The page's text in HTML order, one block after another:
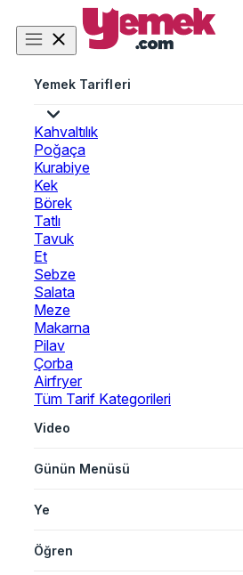
Yemek Tarifleri
Kahvaltılık
Poğaça
Kurabiye
Kek
Börek
Tatlı
Tavuk
Et
Sebze
Salata
Meze
Makarna
Pilav
Çorba
Airfryer
Tüm Tarif Kategorileri
Video
Günün Menüsü
Ye
Öğren